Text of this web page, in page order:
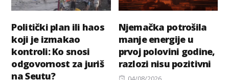
Politički plan ili haos
koji je izmakao
kontroli: Ko snosi
odgovornost za juriš
na Seutu?
Njemačka potrošila
manje energije u
prvoj polovini godine,
razlozi nisu pozitivni
Posted